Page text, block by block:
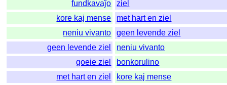
fundkavaĵo
ziel
kore kaj mense
met hart en ziel
neniu vivanto
geen levende ziel
geen levende ziel
neniu vivanto
goeie ziel
bonkorulino
met hart en ziel
kore kaj mense